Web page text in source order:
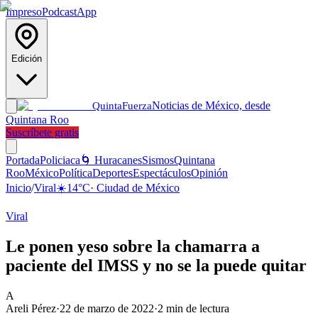
ImpresoPodcastApp
Edición
QuintaFuerzaNoticias de México, desde
Quintana Roo
Suscríbete gratis
PortadaPoliciaca 🌀 HuracanesSismosQuintana
RooMéxicoPolíticaDeportesEspectáculosOpinión
Inicio/Viral☀️14°C· Ciudad de México
Viral
Le ponen yeso sobre la chamarra a
paciente del IMSS y no se la puede quitar
A
Areli Pérez·22 de marzo de 2022·2 min de lectura